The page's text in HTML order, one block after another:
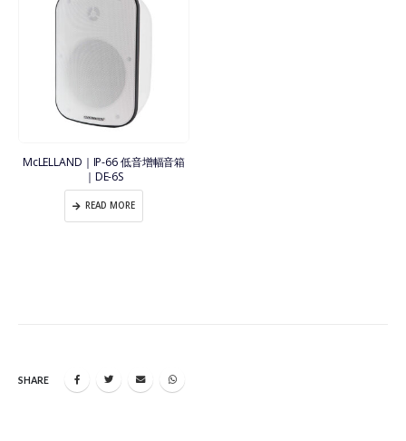
McLELLAND｜IP-66 低音增幅音箱
｜DE-6S
READ MORE
SHARE